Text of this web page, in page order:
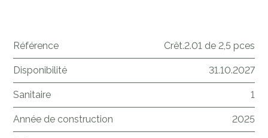
Référence Crêt.2.01 de 2,5 pces
Disponibilité 31.10.2027
Sanitaire 1
Année de construction 2025